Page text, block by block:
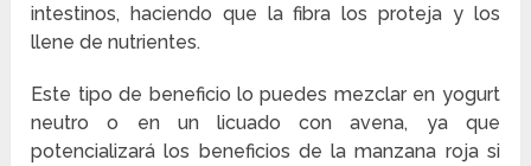
intestinos, haciendo que la fibra los proteja y los
llene de nutrientes.
Este tipo de beneficio lo puedes mezclar en yogurt
neutro o en un licuado con avena, ya que
potencializará los beneficios de la manzana roja si